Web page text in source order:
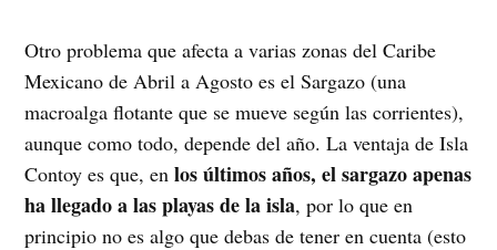
Otro problema que afecta a varias zonas del Caribe
Mexicano de Abril a Agosto es el Sargazo (una
macroalga flotante que se mueve según las corrientes),
aunque como todo, depende del año. La ventaja de Isla
Contoy es que, enlos últimos años, el sargazo apenas
ha llegado a las playas de la isla, por lo que en
principio no es algo que debas de tener en cuenta (esto